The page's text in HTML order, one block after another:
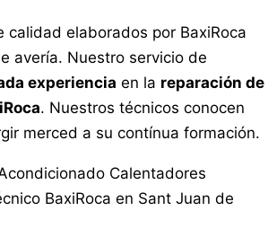
elaborados por BaxiRoca
avería. Nuestro servicio de
experiencia en la reparación de
. Nuestros técnicos conocen
merced a su contínua formación.
Calentadores
BaxiRoca en Sant Juan de